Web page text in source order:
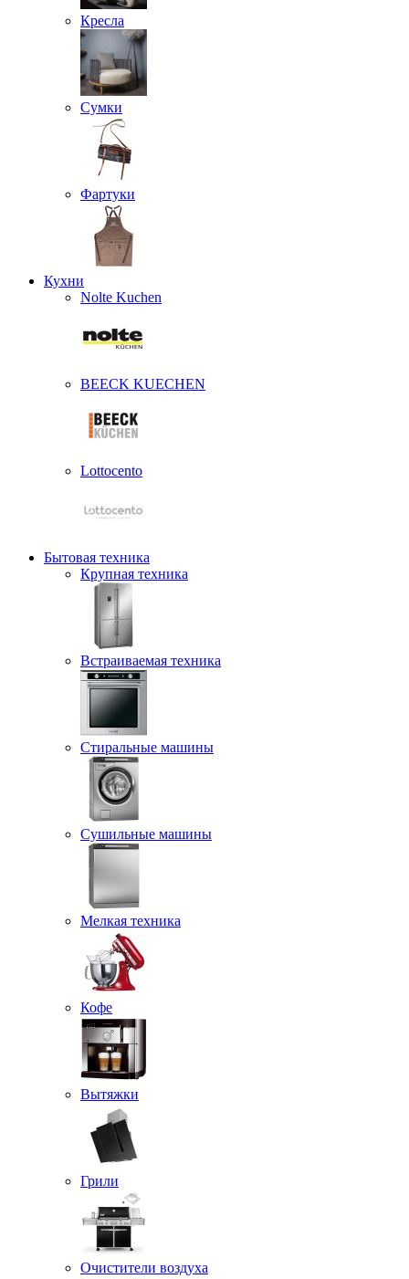
Кресла
Сумки
Фартуки
Кухни
Nolte Kuchen
BEECK KUECHEN
Lottocento
Бытовая техника
Крупная техника
Встраиваемая техника
Стиральные машины
Сушильные машины
Мелкая техника
Кофе
Вытяжки
Грили
Очистители воздуха